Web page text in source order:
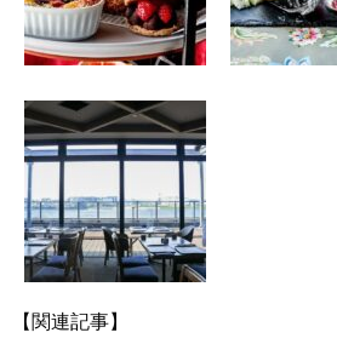
【関連記事】